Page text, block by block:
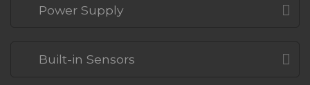
Power Supply
Built-in Sensors